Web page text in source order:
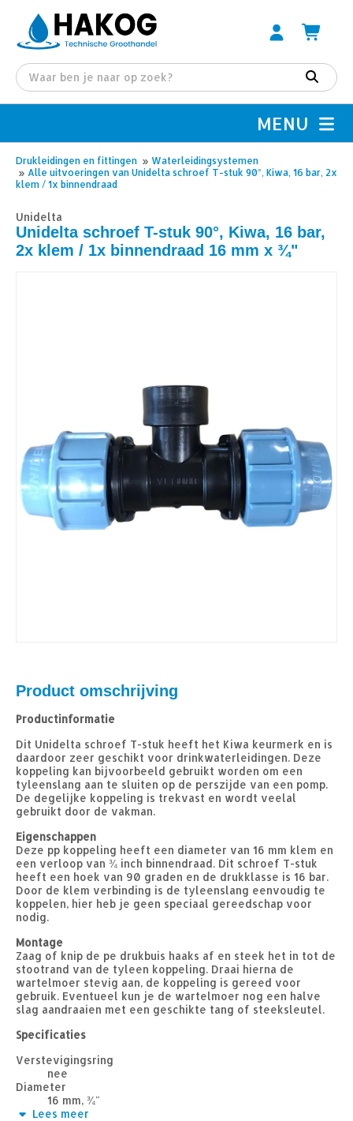
MENU
Drukleidingen en fittingen » Waterleidingsystemen
» Alle uitvoeringen van Unidelta schroef T-stuk 90°, Kiwa, 16 bar, 2x
klem / 1x binnendraad
Unidelta
Unidelta schroef T-stuk 90°, Kiwa, 16 bar,
2x klem / 1x binnendraad 16 mm x ¾"
Product omschrijving
Productinformatie
Dit Unidelta schroef T-stuk heeft het Kiwa keurmerk en is
daardoor zeer geschikt voor drinkwaterleidingen. Deze
koppeling kan bijvoorbeeld gebruikt worden om een
tyleenslang aan te sluiten op de perszijde van een pomp.
De degelijke koppeling is trekvast en wordt veelal
gebruikt door de vakman.
Eigenschappen
Deze pp koppeling heeft een diameter van 16 mm klem en
een verloop van ¾ inch binnendraad. Dit schroef T-stuk
heeft een hoek van 90 graden en de drukklasse is 16 bar.
Door de klem verbinding is de tyleenslang eenvoudig te
koppelen, hier heb je geen speciaal gereedschap voor
nodig.
Montage
Zaag of knip de pe drukbuis haaks af en steek het in tot de
stootrand van de tyleen koppeling. Draai hierna de
wartelmoer stevig aan, de koppeling is gereed voor
gebruik. Eventueel kun je de wartelmoer nog een halve
slag aandraaien met een geschikte tang of steeksleutel.
Specificaties
Verstevigingsring
nee
Diameter
16 mm, ¾"
Keurmerk
Lees meer